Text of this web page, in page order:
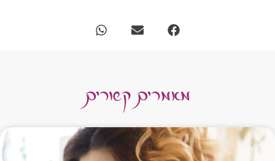
מאמרים קשורים